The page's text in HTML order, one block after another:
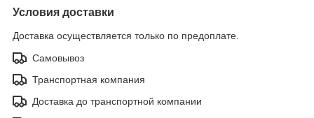
Условия доставки
Доставка осуществляется только по предоплате.
Самовывоз
Транспортная компания
Доставка до транспортной компании